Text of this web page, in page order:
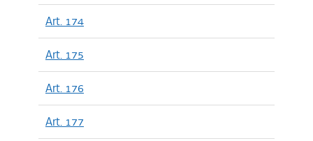
Art. 174
Art. 175
Art. 176
Art. 177